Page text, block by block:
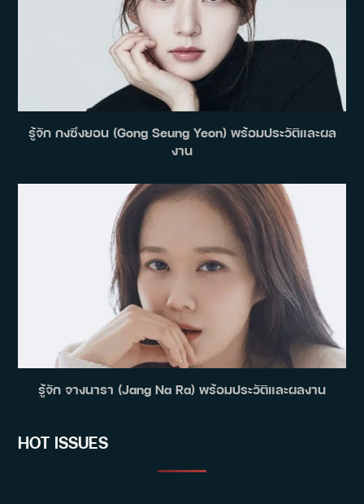
รู้จัก กงซึงยอน (Gong Seung Yeon) พร้อมประวัติและผล
งาน
รู้จัก จางนารา (Jang Na Ra) พร้อมประวัติและผลงาน
HOT ISSUES